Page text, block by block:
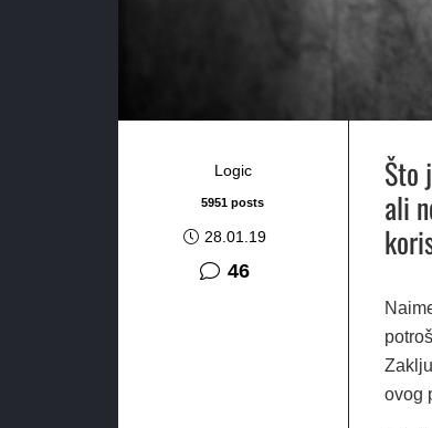
Logic
5951 posts
28.01.19
46komentara
Što
ali
ovog